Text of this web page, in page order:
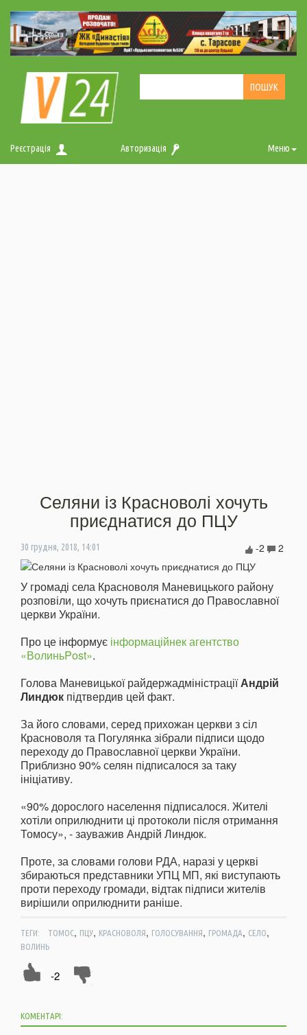
Реєстрація Авторизація Меню
Селяни із Красноволі хочуть
приєднатися до ПЦУ
30 грудня, 2018, 14:01 2
-2
У громаді села Красноволя Маневицького району
розповіли, що хочуть приєнатися до Православної
церкви України.
Про це інформує інформаційнек агентство
«ВолиньPost».
Голова Маневицької райдержадміністраціїАндрій
Линдюк підтвердив цей факт.
За його словами, серед прихожан церкви з сіл
Красноволя та Погулянка зібрали підписи щодо
переходу до Православної церкви України.
Приблизно 90% селян підписалося за таку
ініціативу.
«90% дорослого населення підписалося. Жителі
хотіли оприлюднити ці протоколи після отримання
Томосу», - зауважив Андрій Линдюк.
Проте, за словами голови РДА, наразі у церкві
збираються представники УПЦ МП, які виступають
проти переходу громади, відтак підписи жителів
вирішили оприлюднити раніше.
ТЕГИ: ТОМОС, ПЦУ, КРАСНОВОЛЯ, ГОЛОСУВАННЯ, ГРОМАДА, СЕЛО,
ВОЛИНЬ
-2
КОМЕНТАРІ: